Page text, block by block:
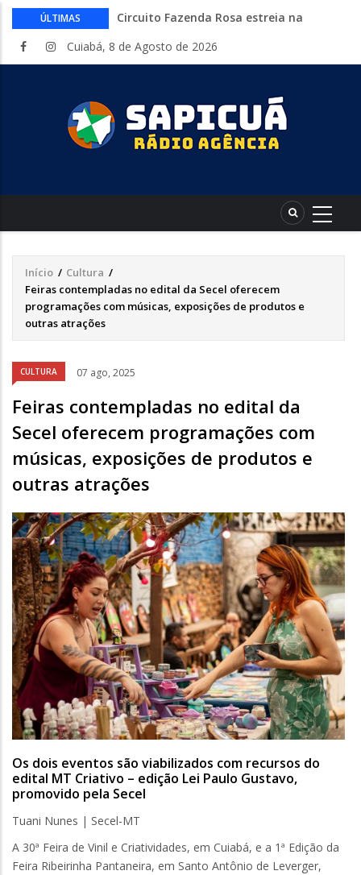
ÚLTIMAS
Circuito Fazenda Rosa estreia na
atividades do agronegócio
sexta-feira
Começa nesta sexta-feira em Cuiabá o
Mato Grosso AgroFestival, com rodeio e
crimes digitais contra menores
CAIXA e iFood facilitam financiamento
entregadores
Cuiabá, 8 de Agosto de 2026
Trilha
de
navegação
Início / Cultura /
Feiras contempladas no edital da Secel oferecem
programações com músicas, exposições de produtos e
outras atrações
CULTURA 07 ago, 2025
Feiras contempladas no edital da
Secel oferecem programações com
músicas, exposições de produtos e
outras atrações
Os dois eventos são viabilizados com recursos do
edital MT Criativo – edição Lei Paulo Gustavo,
promovido pela Secel
Tuani Nunes | Secel-MT
A 30ª Feira de Vinil e Criatividades, em Cuiabá, e a 1ª Edição da
Feira Ribeirinha Pantaneira, em Santo Antônio de Leverger,